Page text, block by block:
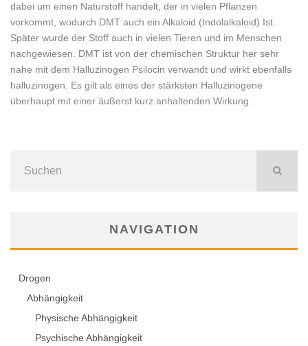
dabei um einen Naturstoff handelt, der in vielen Pflanzen
vorkommt, wodurch DMT auch ein Alkaloid (Indolalkaloid) Ist.
Später wurde der Stoff auch in vielen Tieren und im Menschen
nachgewiesen. DMT ist von der chemischen Struktur her sehr
nahe mit dem Halluzinogen Psilocin verwandt und wirkt ebenfalls
halluzinogen. Es gilt als eines der stärksten Halluzinogene
überhaupt mit einer äußerst kurz anhaltenden Wirkung.
NAVIGATION
Drogen
Abhängigkeit
Physische Abhängigkeit
Psychische Abhängigkeit